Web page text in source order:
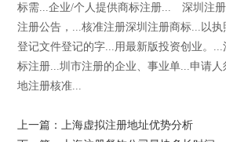
标需...企业/个人提供商标注册... 深圳注
注册公告，...核准注册深圳注册商标...以
登记文件登记的字...用最新版投资创业。
标注册...圳市注册的企业、事业单...申请
地注册核准...
上一篇：上海虚拟注册地址优势分析